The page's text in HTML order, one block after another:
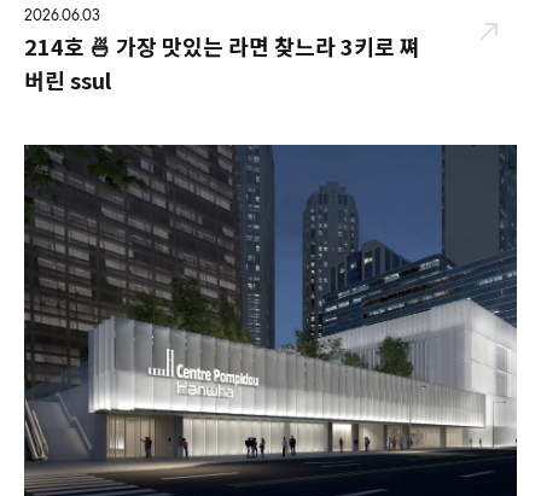
2026.06.03
214호 🍜 가장 맛있는 라면 찾느라 3키로 쪄
버린 ssul